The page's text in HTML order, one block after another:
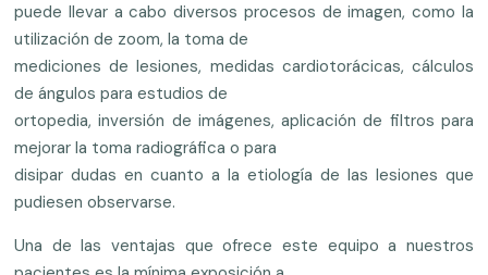
puede llevar a cabo diversos procesos de imagen, como la
utilización de zoom, la toma de
mediciones de lesiones, medidas cardiotorácicas, cálculos
de ángulos para estudios de
ortopedia, inversión de imágenes, aplicación de filtros para
mejorar la toma radiográfica o para
disipar dudas en cuanto a la etiología de las lesiones que
pudiesen observarse.
Una de las ventajas que ofrece este equipo a nuestros